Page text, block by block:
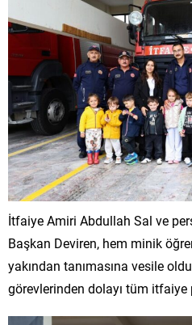
İtfaiye Amiri Abdullah Sal ve
Başkan Deviren, hem minik
yakından tanımasına vesile
görevlerinden dolayı tüm